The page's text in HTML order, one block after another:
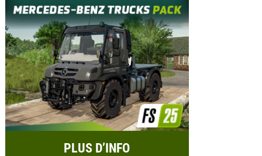
PLUS D’INFO